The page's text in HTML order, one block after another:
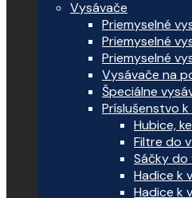
Vysávače
Priemyselné
Priemyselné
Priemyselné
Vysávače na
Špeciálne
Príslušenstvo
Hubice,
Filtre do
Sáčky
Hadice k
Hadice k